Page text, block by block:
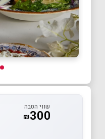
שווי הטבה
₪300